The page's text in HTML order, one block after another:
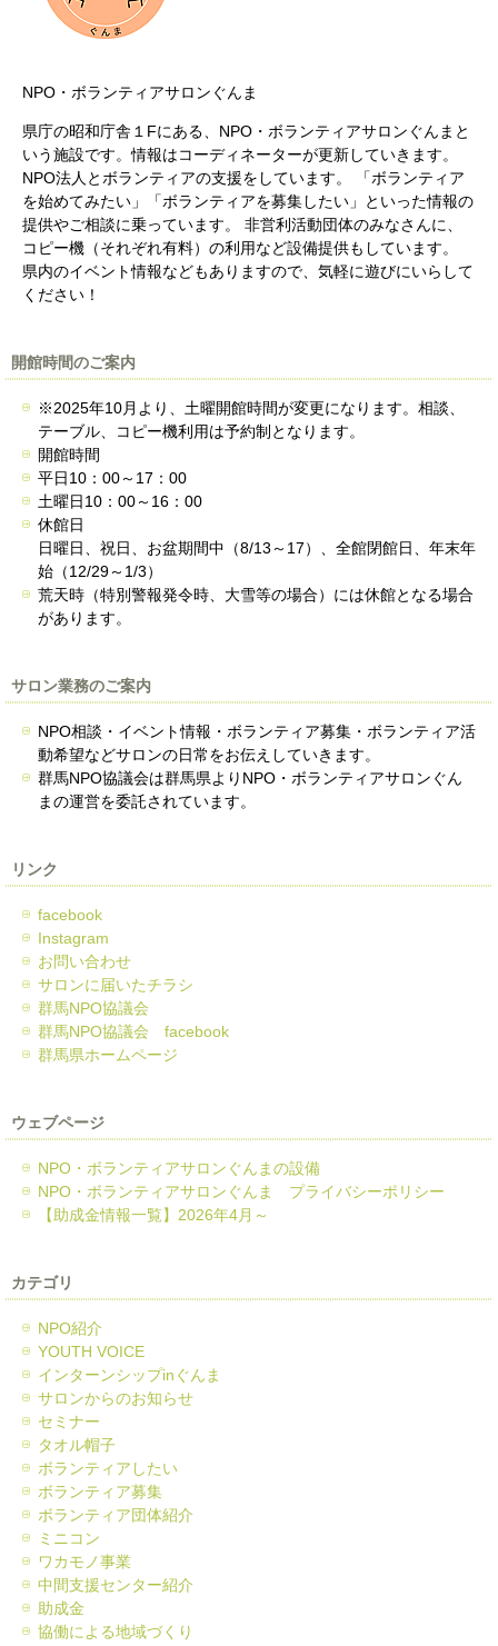
NPO・ボランティアサロンぐんま
県庁の昭和庁舎１Fにある、NPO・ボランティアサロンぐんまと
いう施設です。情報はコーディネーターが更新していきます。
NPO法人とボランティアの支援をしています。 「ボランティア
を始めてみたい」「ボランティアを募集したい」といった情報の
提供やご相談に乗っています。 非営利活動団体のみなさんに、
コピー機（それぞれ有料）の利用など設備提供もしています。
県内のイベント情報などもありますので、気軽に遊びにいらして
ください！
開館時間のご案内
※2025年10月より、土曜開館時間が変更になります。相談、
テーブル、コピー機利用は予約制となります。
開館時間
平日10：00～17：00
土曜日10：00～16：00
休館日
日曜日、祝日、お盆期間中（8/13～17）、全館閉館日、年末年
始（12/29～1/3）
荒天時（特別警報発令時、大雪等の場合）には休館となる場合
があります。
サロン業務のご案内
NPO相談・イベント情報・ボランティア募集・ボランティア活
動希望などサロンの日常をお伝えしていきます。
群馬NPO協議会は群馬県よりNPO・ボランティアサロンぐん
まの運営を委託されています。
リンク
facebook
Instagram
お問い合わせ
サロンに届いたチラシ
群馬NPO協議会
群馬NPO協議会 facebook
群馬県ホームページ
ウェブページ
NPO・ボランティアサロンぐんまの設備
NPO・ボランティアサロンぐんま プライバシーポリシー
【助成金情報一覧】2026年4月～
カテゴリ
NPO紹介
YOUTH VOICE
インターンシップinぐんま
サロンからのお知らせ
セミナー
タオル帽子
ボランティアしたい
ボランティア募集
ボランティア団体紹介
ミニコン
ワカモノ事業
中間支援センター紹介
助成金
協働による地域づくり